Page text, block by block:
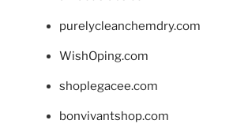
purelycleanchemdry.com
WishOping.com
shoplegacee.com
bonvivantshop.com